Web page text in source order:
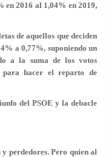
en 2016 al 1,04% en 2019,
de aquellos que deciden
a 0,77%, suponiendo un
a la suma de los votos
para hacer el reparto de
del PSOE y la debacle
y perdedores. Pero quien al